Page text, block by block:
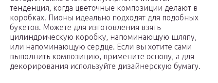
тенденция, когда цветочные композиции делают в
коробках. Пионы идеально подходят для подобных
букетов. Можете для изготовления взять
цилиндрическую коробку, напоминающую шляпу,
или напоминающую сердце. Если вы хотите сами
выполнить композицию, примените основу, а для
декорирования используйте дизайнерскую бумагу.